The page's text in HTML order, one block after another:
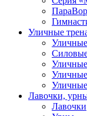
Уличные
Лавочки,
Лавочки